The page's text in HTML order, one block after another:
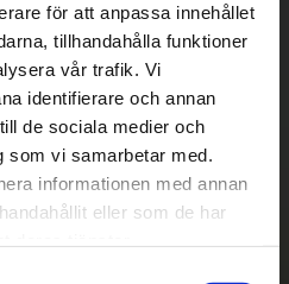
för att anpassa innehållet
tillhandahålla funktioner
vår trafik. Vi
identifierare och annan
de sociala medier och
som vi samarbetar med.
informationen med annan
eller som de har
säkert
Välj ||
leveranser
Eller ||
med/utan montering